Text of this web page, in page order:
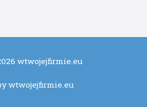
wtwojejfirmie.eu
wtwojejfirmie.eu